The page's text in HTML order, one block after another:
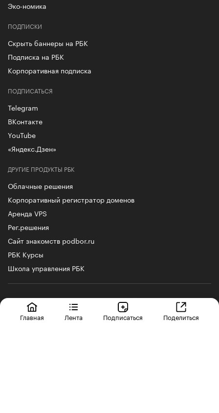
Эко-номика
ПОДПИСКИ
Скрыть баннеры на РБК
Подписка на РБК
Корпоративная подписка
ДРУГИЕ ПРОДУКТЫ РБК
Облачные решения
Корпоративный регистратор доменов
Аренда VPS
Рег.решения
Сайт знакомств podbor.ru
РБК Курсы
Школа управления РБК
ПОДПИСАТЬСЯ
Telegram
ВКонтакте
YouTube
«Яндекс.Дзен»
© ООО «БИЗНЕСПРЕСС», АО «РОСБИЗНЕСКОНСАЛТИНГ» 1995–2026
Сообщения и материалы информационного агентства «РБК»
(свидетельство о регистрации средства массовой информации выдано
Федеральной службой по надзору в сфере связи, информационных
Главная Лента Подписаться Поделиться